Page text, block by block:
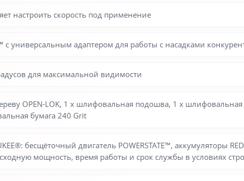
настроить скорость под применение
с универсальным адаптером для работы с насадками
для максимальной видимости
OPEN-LOK, 1 х шлифовальная подошва, 1 х
бумага 240 Grit
бесщёточный двигатель POWERSTATE™, аккумуляторы
мощность, время работы и срок службы в условиях